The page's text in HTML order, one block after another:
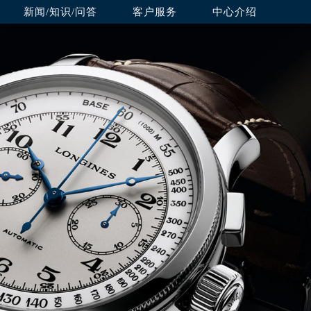
新闻/知识/问答 客户服务 中心介绍